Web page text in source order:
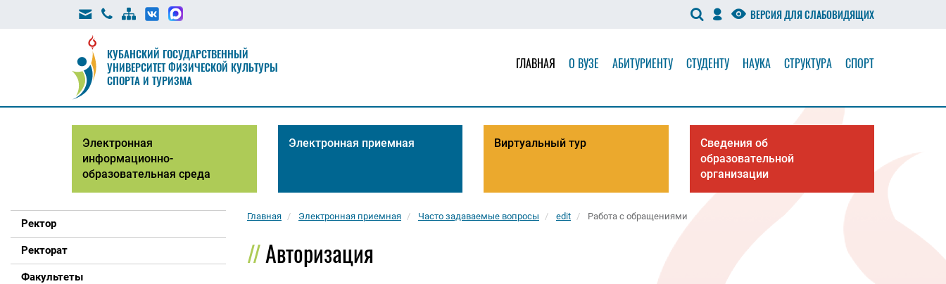
ВЕРСИЯ ДЛЯ СЛАБОВИДЯЩИХ
КУБАНСКИЙ ГОСУДАРСТВЕННЫЙ
УНИВЕРСИТЕТ ФИЗИЧЕСКОЙ КУЛЬТУРЫ
СПОРТА И ТУРИЗМА
ГЛАВНАЯ О ВУЗЕ АБИТУРИЕНТУ СТУДЕНТУ НАУКА СТРУКТУРА СПОРТ
Электронная
информационно-
образовательная среда
Электронная приемная Виртуальный тур
Сведения об
образовательной
организации
Ректор
Ректорат
Факультеты
Главная Электронная приемная Часто задаваемые вопросы edit Работа с обращениями
Авторизация